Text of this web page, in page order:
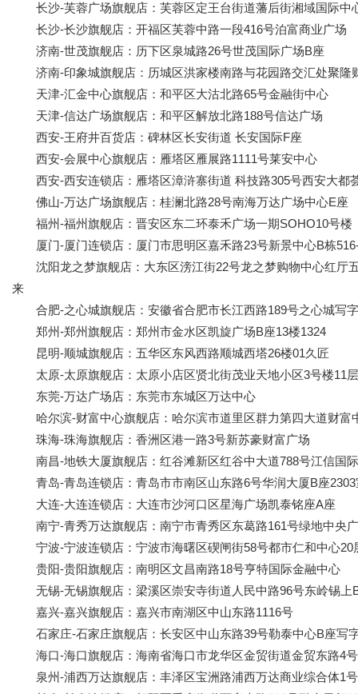
长沙-芙蓉广场旗舰店：芙蓉区定王台街道藩后街湘域国际中
长沙-长沙旗舰店：开福区芙蓉中路一段416号泊富商业广场
济南-世茂旗舰店：历下区泉城路26号世茂国际广场B座
济南-印象城旗舰店：历城区洪家楼南路与花园路交汇处聚隆
天津-汇金中心旗舰店：和平区大沽北路65号金融街中心
天津-信达广场旗舰店：和平区解放北路188号信达广场
西安-王府井百货店：碑林区长安街道 长安国际F座
西安-会展中心旗舰店：雁塔区雁展路1111号莱安中心
西安-西安连锁店：雁塔区漳浒寨街道 科技路305号西安大都
佛山-万达广场旗舰店：桂澜北路28号南海万达广场中心E座
福州-福州旗舰店：晋安区东二环泰禾广场一期SOHO10号楼
厦门-厦门连锁店：厦门市思明区嘉禾路23号新景中心B栋
沈阳龙之梦旗舰店：大东区滂江街22号龙之梦购物中心红厅
来
合肥-之心城旗舰店：安徽省合肥市长江西路189号之心城写
郑州-郑州旗舰店：郑州市金水区凯旋广场B座13楼1324
昆明-顺城旗舰店：五华区东风西路顺城西塔26楼01久匠
太原-太原旗舰店：太原小店区贤北街茂业天地小区3号楼11
东莞-万达广场店：东莞市东城区万达中心
哈尔滨-财富中心旗舰店：哈尔滨市道里区群力第四大道财富
珠海-珠海旗舰店：香洲区港一路3号新苏豪财富广场
南昌-地铁大厦旗舰店：红谷滩新区红谷中大道788号江信国
青岛-青岛连锁店：青岛市市南区山东路6号华润大厦B座2303
大连-大连连锁店：大连市沙河口区星海广场凯泰铭座A座
南宁-青秀万达旗舰店：南宁市青秀区东葛路161号绿地中央
宁波-宁波连锁店：宁波市海曙区碶闸街58号都市仁和中心20
贵阳-贵阳旗舰店：南明区文昌南路18号亨特国际金融中心
无锡-无锡旗舰店：梁溪区崇安寺街道人民中路96号东岭锡上
嘉兴-嘉兴旗舰店：嘉兴市南湖区中山东路1116号
石家庄-石家庄旗舰店：长安区中山东路39号勒泰中心B座写
海口-海口旗舰店：海南省海口市龙华区金贸街道金贸东路4
泉州-浦西万达旗舰店：丰泽区宝洲路浦西万达商业综合体1号